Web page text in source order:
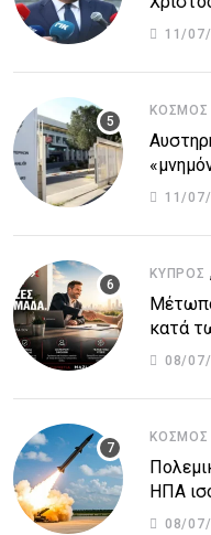
στην
11/
ΚΌΣΜΟΣ
τον11/
ΚΎΠΡΟΣ
κατά
την
08/
ΚΌΣΜΟΣ
ΗΠΑ
Μπαράζ
08/